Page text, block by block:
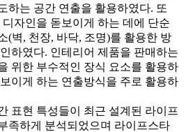
하는 공간 연출을 활용하였다. 또
자인을 돋보이게 하는 데에 단순
(벽, 천장, 바닥, 조명)를 활용한 방
하였다. 인테리어 제품을 판매하는
위한 부수적인 장식 요소를 활용하
이게 하는 연출방식을 주로 활용하
표현 특성들이 최근 설계된 라이프
족하게 분석되었으며 라이프스타